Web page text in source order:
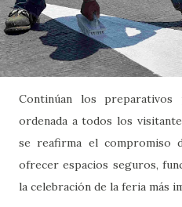
Continúan los
ordenada a todos los
se reafirma el compromiso
ofrecer espacios seguros,
la celebración de la feria más